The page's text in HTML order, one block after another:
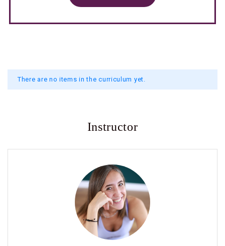
There are no items in the curriculum yet.
Instructor